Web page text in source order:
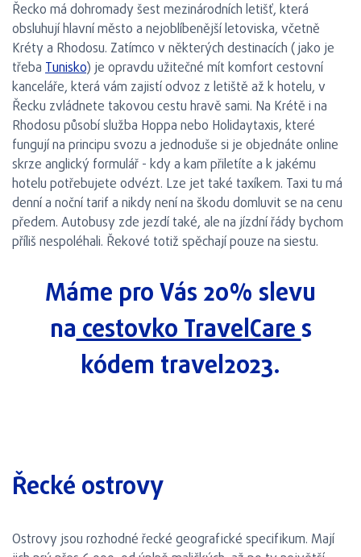
Řecko má dohromady šest mezinárodních letišť, která
obsluhují hlavní město a nejoblíbenější letoviska, včetně
Kréty a Rhodosu. Zatímco v některých destinacích (jako je
třeba Tunisko) je opravdu užitečné mít komfort cestovní
kanceláře, která vám zajistí odvoz z letiště až k hotelu, v
Řecku zvládnete takovou cestu hravě sami. Na Krétě i na
Rhodosu působí služba Hoppa nebo Holidaytaxis, které
fungují na principu svozu a jednoduše si je objednáte online
skrze anglický formulář - kdy a kam přiletíte a k jakému
hotelu potřebujete odvézt. Lze jet také taxíkem. Taxi tu má
denní a noční tarif a nikdy není na škodu domluvit se na cenu
předem. Autobusy zde jezdí také, ale na jízdní řády bychom
příliš nespoléhali. Řekové totiž spěchají pouze na siestu.
Máme pro Vás 20% slevu
nacestovko TravelCares
kódem travel2023.
Řecké ostrovy
Ostrovy jsou rozhodné řecké geografické specifikum. Mají